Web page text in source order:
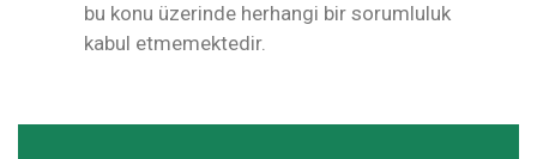
bu konu üzerinde herhangi bir sorumluluk
kabul etmemektedir.